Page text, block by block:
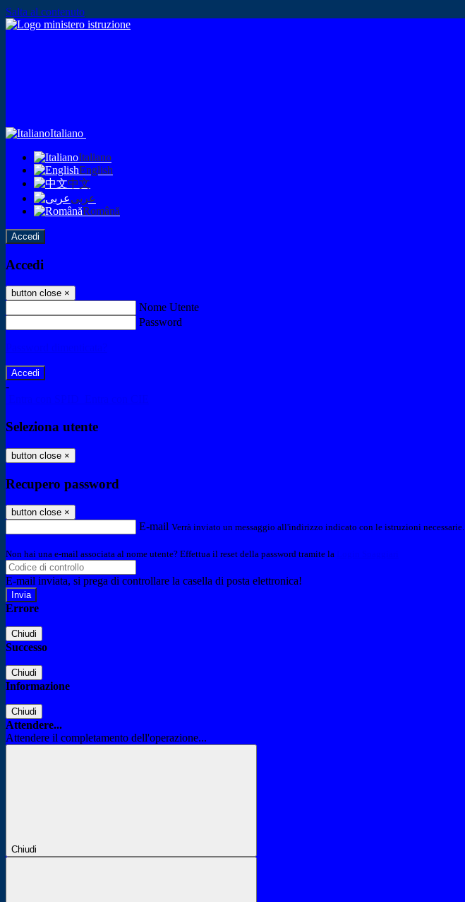
Salta al contenuto
Italiano
Italiano
English
中文
عربى
Română
Accedi
Accedi
button close ×
Nome Utente
Password
-
Seleziona utente
button close ×
Recupero password
button close ×
E-mail Verrà inviato un messaggio all'indirizzo indicato con le istruzioni necessarie.
Non hai una e-mail associata al nome utente? Effettua il reset della password tramite la
E-mail inviata, si prega di controllare la casella di posta elettronica!
Errore
Chiudi
Successo
Chiudi
Informazione
Chiudi
Attendere...
Attendere il completamento dell'operazione...
Chiudi